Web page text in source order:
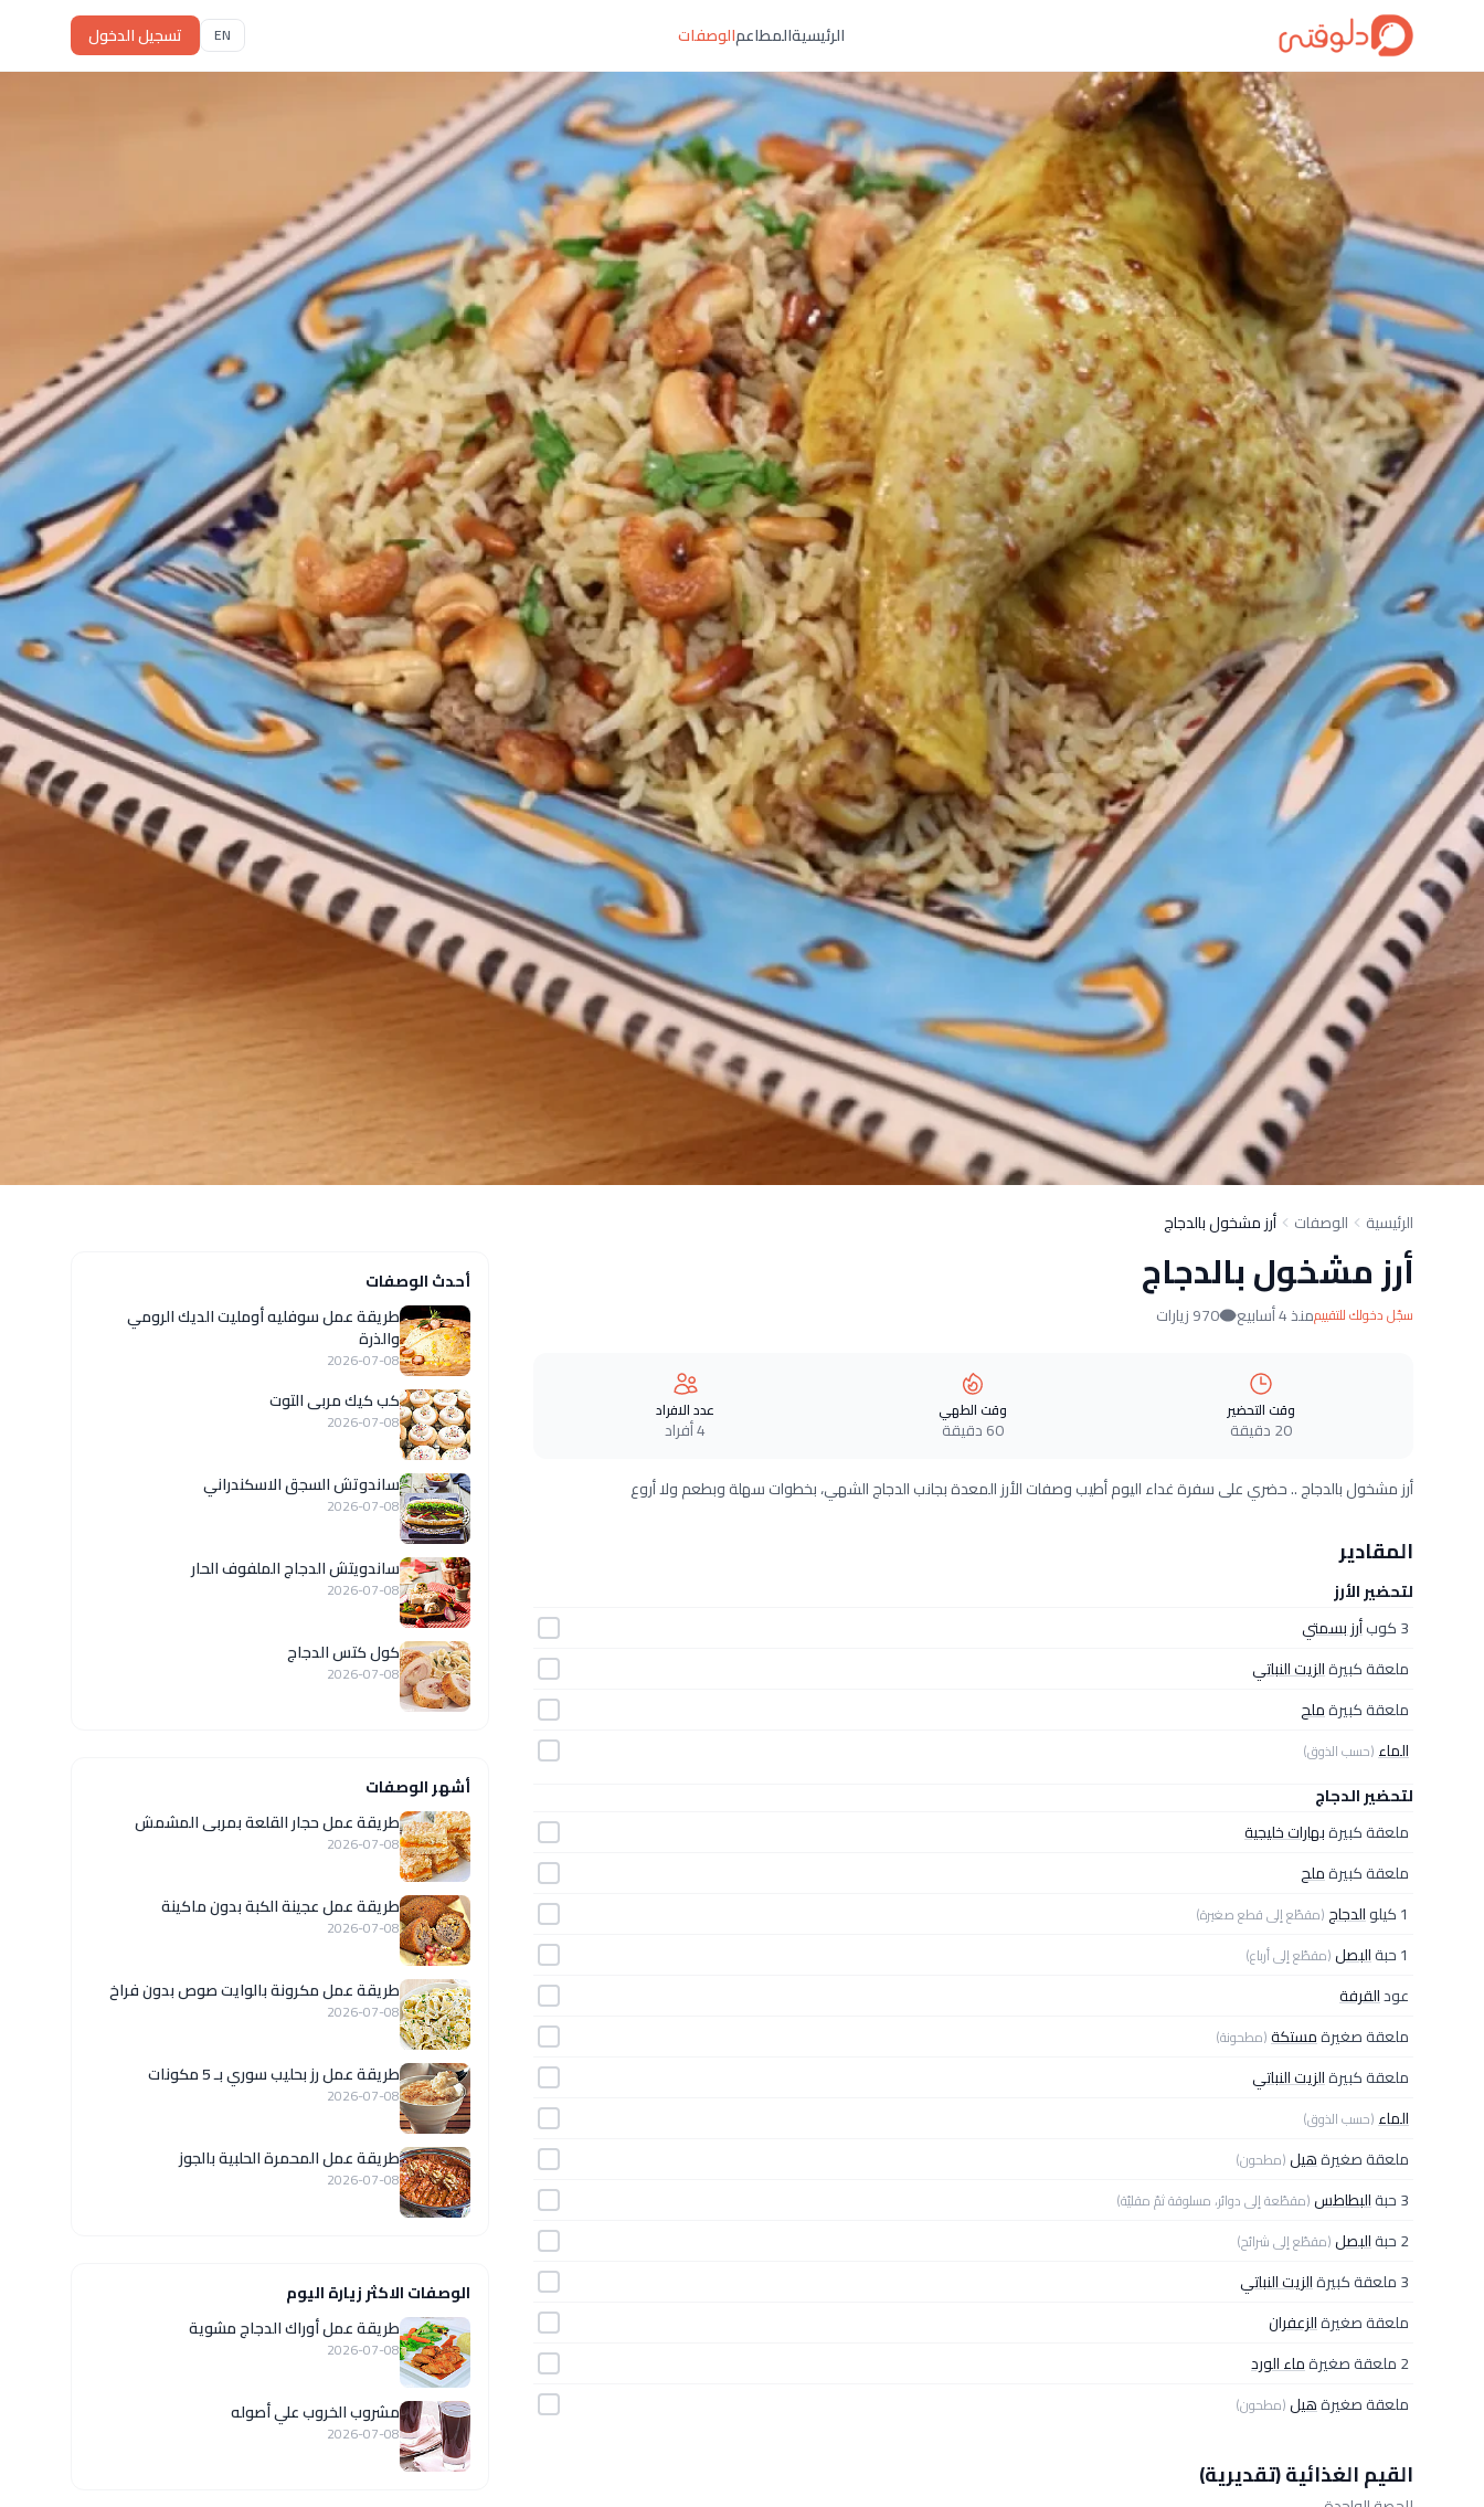
الرئيسيةالمطاعمالوصفات EN تسجيل الدخول
الرئيسية الوصفات أرز مشخول بالدجاج
أرز مشخول بالدجاج
سجّل دخولك للتقييممنذ 4 أسابيع 970 زيارات
وقت التحضير
20 دقيقة
وقت الطهي
60 دقيقة
عدد الافراد
4 أفراد
أرز مشخول بالدجاج .. حضري على سفرة غداء اليوم أطيب وصفات الأرز المعدة بجانب الدجاج الشهي، بخطوات سهلة وبطعم ولا أروع
المقادير
لتحضير الأرز
3 كوب
أرز بسمتي
ملعقة كبيرةالزيت النباتي
ملعقة كبيرةملح
الماء(حسب الذوق)
لتحضير الدجاج
ملعقة كبيرةبهارات خليجية
ملعقة كبيرةملح
1 كيلو
الدجاج(مقطّع إلى قطع صغيرة)
1 حبة البصل(مقطّع إلى أرباع)
عودالقرفة
ملعقة صغيرةمستكة(مطحونة)
ملعقة كبيرةالزيت النباتي
الماء(حسب الذوق)
ملعقة صغيرةهيل(مطحون)
3 حبة البطاطس(مقطّعة إلى دوائر، مسلوقة ثمّ مقليّة)
2 حبة البصل(مقطّع إلى شرائح)
3 ملعقة كبيرة
الزيت النباتي
ملعقة صغيرةالزعفران
2 ملعقة صغيرة
ماء الورد
ملعقة صغيرةهيل(مطحون)
القيم الغذائية (تقديرية)
أحدث الوصفات
طريقة عمل سوفليه أومليت الديك الرومي
والذرة
2026-07-08
كب كيك مربى التوت
2026-07-08
ساندوتش السجق الاسكندراني
2026-07-08
ساندويتش الدجاج الملفوف الحار
2026-07-08
كول كتس الدجاج
2026-07-08
أشهر الوصفات
طريقة عمل حجار القلعة بمربى المشمش
2026-07-08
طريقة عمل عجينة الكبة بدون ماكينة
2026-07-08
طريقة عمل مكرونة بالوايت صوص بدون فراخ
2026-07-08
طريقة عمل رز بحليب سوري بـ 5 مكونات
2026-07-08
طريقة عمل المحمرة الحلبية بالجوز
2026-07-08
الوصفات الاكثر زيارة اليوم
طريقة عمل أوراك الدجاج مشوية
2026-07-08
مشروب الخروب علي أصوله
2026-07-08